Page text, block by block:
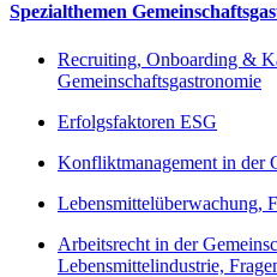
Spezialthemen
Recruiting, Onboarding &
Gemeinschaftsgastronomie
Erfolgsfaktoren ESG
Konfliktmanagement in der
Lebensmittelüberwachung,
Arbeitsrecht in der
Lebensmittelindustrie,